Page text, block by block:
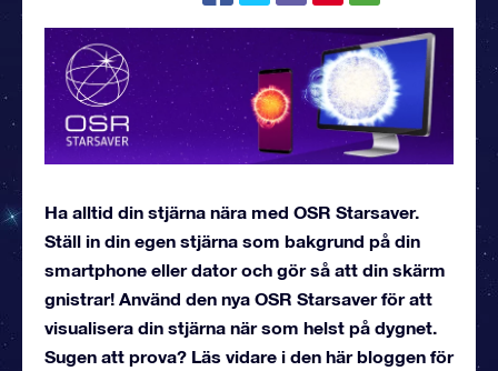
Ha alltid din stjärna nära med OSR Starsaver.
Ställ in din egen stjärna som bakgrund på din
smartphone eller dator och gör så att din skärm
gnistrar! Använd den nya OSR Starsaver för att
visualisera din stjärna när som helst på dygnet.
Sugen att prova? Läs vidare i den här bloggen för